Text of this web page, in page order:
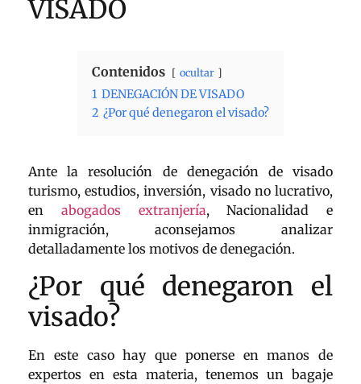
VISADO
Contenidos ocultar
1 DENEGACIÓN DE VISADO
2 ¿Por qué denegaron el visado?
Ante la resolución de denegación de visado
turismo, estudios, inversión, visado no lucrativo,
en abogados extranjería, Nacionalidad e
inmigración, aconsejamos analizar
detalladamente los motivos de denegación.
¿Por qué denegaron el
visado?
En este caso hay que ponerse en manos de
expertos en esta materia, tenemos un bagaje